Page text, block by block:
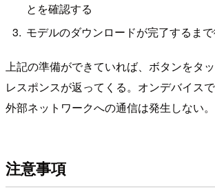
とを確認する
モデルのダウンロードが完了するま
上記の準備ができていれば、ボタンをタ
レスポンスが返ってくる。オンデバイスで
外部ネットワークへの通信は発生しない。
注意事項